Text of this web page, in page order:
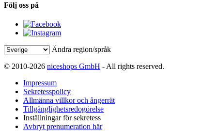
Följ oss på
Ändra region/språk
© 2010-2026 niceshops GmbH - All rights reserved.
Impressum
Sekretesspolicy
Allmänna villkor och ångerrät
Tillgänglighetsredogörelse
Inställningar för sekretess
Avbryt prenumeration här